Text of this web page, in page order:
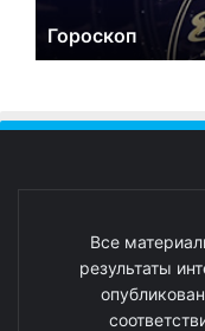
Гороскоп
Все
результаты